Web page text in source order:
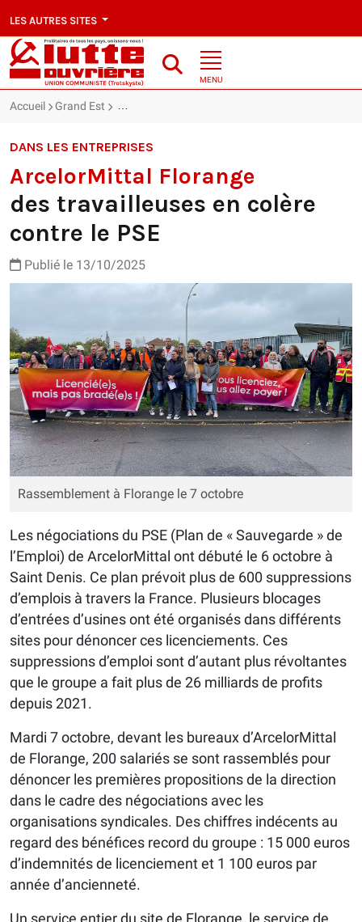
LES AUTRES SITES
MENU
Accueil Grand Est ArcelorMittal Florange : des travailleuses en
DANS LES ENTREPRISES
ArcelorMittal Florange
des travailleuses en colère
contre le PSE
Publié le 13/10/2025
Rassemblement à Florange le 7 octobre
Les négociations du PSE (Plan de « Sauvegarde » de
l’Emploi) de ArcelorMittal ont débuté le 6 octobre à
Saint Denis. Ce plan prévoit plus de 600 suppressions
d’emplois à travers la France. Plusieurs blocages
d’entrées d’usines ont été organisés dans différents
sites pour dénoncer ces licenciements. Ces
suppressions d’emploi sont d’autant plus révoltantes
que le groupe a fait plus de 26 milliards de profits
depuis 2021.
Mardi 7 octobre, devant les bureaux d’ArcelorMittal
de Florange, 200 salariés se sont rassemblés pour
dénoncer les premières propositions de la direction
dans le cadre des négociations avec les
organisations syndicales. Des chiffres indécents au
regard des bénéfices record du groupe : 15 000 euros
d’indemnités de licenciement et 1 100 euros par
année d’ancienneté.
Un service entier du site de Florange, le service de